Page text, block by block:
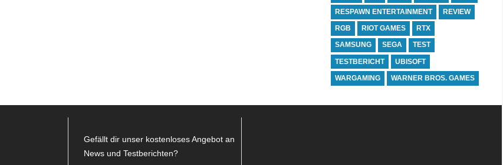
RESPAWN ENTERTAINMENT REVIEW
RGB RIOT GAMES RTX
SAMSUNG SEGA TEST
TESTBERICHT UBISOFT
WARGAMING WARNER BROS. GAMES
Gefällt dir unser kostenloses Angebot an
News und Testberichten?